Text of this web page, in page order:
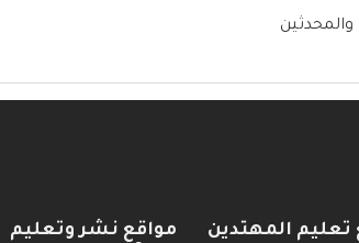
والمحدثين
تعليم المهتدين
مواقع نشر وتعليم